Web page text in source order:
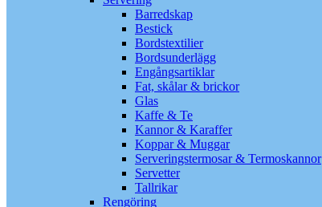
Barredskap
Bestick
Bordstextilier
Bordsunderlägg
Engångsartiklar
Fat, skålar & brickor
Glas
Kaffe & Te
Kannor & Karaffer
Koppar & Muggar
Serveringstermosar & Termoskannor
Servetter
Tallrikar
Rengöring